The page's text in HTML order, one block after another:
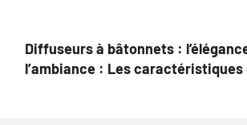
Diffuseurs à bâtonnets :
l’ambiance : Les